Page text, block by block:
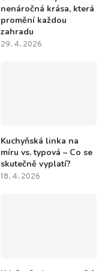
nenáročná krása, která
promění každou
zahradu
29. 4. 2026
Kuchyňská linka na
míru vs. typová – Co se
skutečně vyplatí?
18. 4. 2026